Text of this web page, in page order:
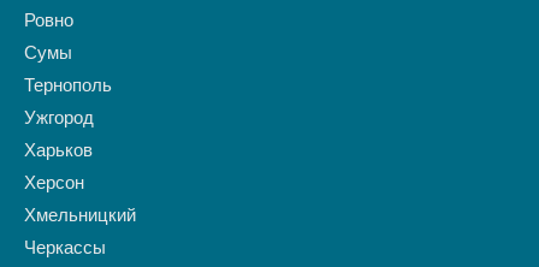
Ровно
Сумы
Тернополь
Ужгород
Харьков
Херсон
Хмельницкий
Черкассы